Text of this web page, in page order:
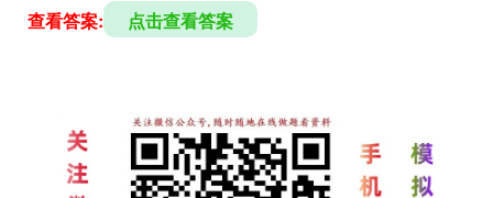
查看答案: 点击查看答案